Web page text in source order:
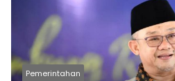
Pemerintahan